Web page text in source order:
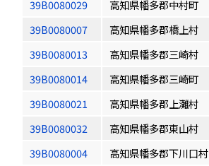
39B0080029
高知県幡多郡中村町
39B0080007
高知県幡多郡橋上村
39B0080013
高知県幡多郡三崎村
39B0080014
高知県幡多郡三崎町
39B0080021
高知県幡多郡上灘村
39B0080032
高知県幡多郡東山村
39B0080004
高知県幡多郡下川口村